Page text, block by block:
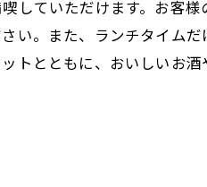
していただけます。お客
い。また、ランチタイム
トとともに、おいしいお酒